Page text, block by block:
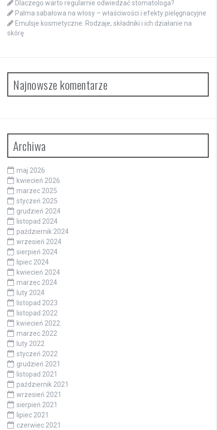
Dlaczego warto regularnie odwiedzać stomatologa?
Palma sabałowa na włosy – właściwości i efekty pielęgnacyjne
Emulsje kosmetyczne: Rodzaje, składniki i ich działanie na
skórę
Najnowsze komentarze
Archiwa
maj 2026
kwiecień 2026
marzec 2025
styczeń 2025
grudzień 2024
listopad 2024
październik 2024
wrzesień 2024
sierpień 2024
lipiec 2024
kwiecień 2024
marzec 2024
luty 2024
listopad 2023
listopad 2022
kwiecień 2022
marzec 2022
luty 2022
styczeń 2022
grudzień 2021
listopad 2021
październik 2021
wrzesień 2021
sierpień 2021
lipiec 2021
czerwiec 2021